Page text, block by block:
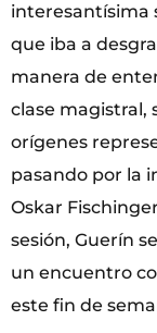
interesantísima
que iba a
manera de
clase magistral,
orígenes
pasando por la
Oskar
sesión, Guerín
un encuentro
este fin de